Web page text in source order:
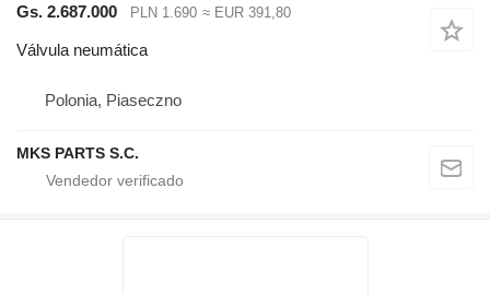
Gs. 2.687.000 PLN 1.690 ≈ EUR 391,80
Válvula neumática
Polonia, Piaseczno
MKS PARTS S.C.